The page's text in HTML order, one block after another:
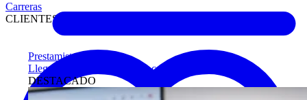
Prestamistas
Llegue antes a compradores calificados
DESTACADO
Carreras
CLIENTES